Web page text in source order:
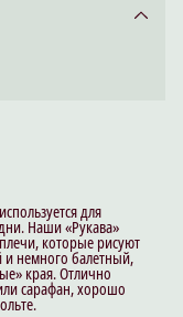
для
Наши «Рукава»
которые рисуют
и немного балетный,
края. Отлично
сарафан, хорошо